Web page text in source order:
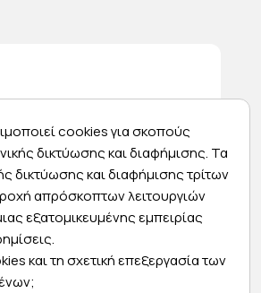
αποστολές
την παραγγελία σας και
αύριο στην πόρτα σας
cookies για σκοπούς
δικτύωσης και διαφήμισης. Τα
δικτύωσης και διαφήμισης τρίτων
απρόσκοπτων λειτουργιών
εξατομικευμένης εμπειρίας
και τη σχετική επεξεργασία των